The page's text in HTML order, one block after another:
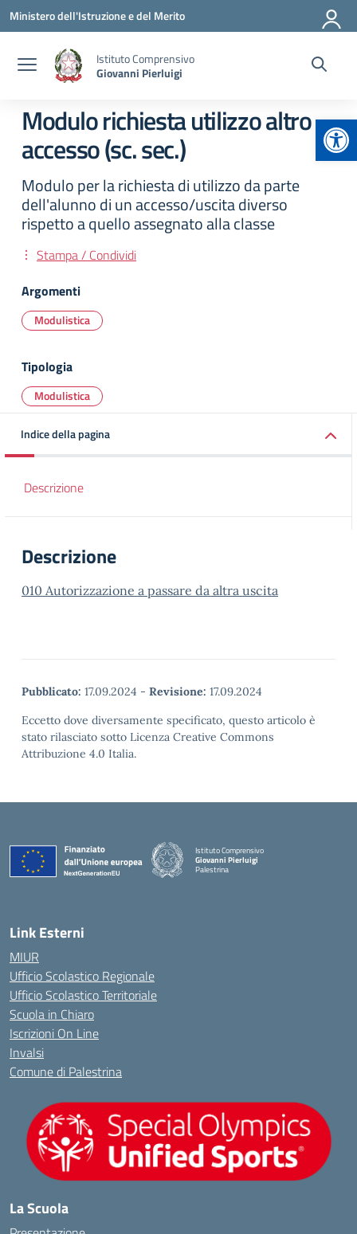
Vai ai contenuti
Vai al menu di navigazione
Vai al footer
Ministero dell'Istruzione e del Merito
Istituto Comprensivo
Giovanni Pierluigi
Modulo richiesta utilizzo altro
accesso (sc. sec.)
Modulo per la richiesta di utilizzo da parte
dell'alunno di un accesso/uscita diverso
rispetto a quello assegnato alla classe
Stampa / Condividi
Argomenti
Modulistica
Tipologia
Modulistica
Indice della pagina
Descrizione
Descrizione
010 Autorizzazione a passare da altra uscita
Pubblicato: 17.09.2024 - Revisione: 17.09.2024
Eccetto dove diversamente specificato, questo articolo è
stato rilasciato sotto Licenza Creative Commons
Attribuzione 4.0 Italia.
Istituto Comprensivo
Giovanni Pierluigi
Palestrina
Link Esterni
MIUR
Ufficio Scolastico Regionale
Ufficio Scolastico Territoriale
Scuola in Chiaro
Iscrizioni On Line
Invalsi
Comune di Palestrina
La Scuola